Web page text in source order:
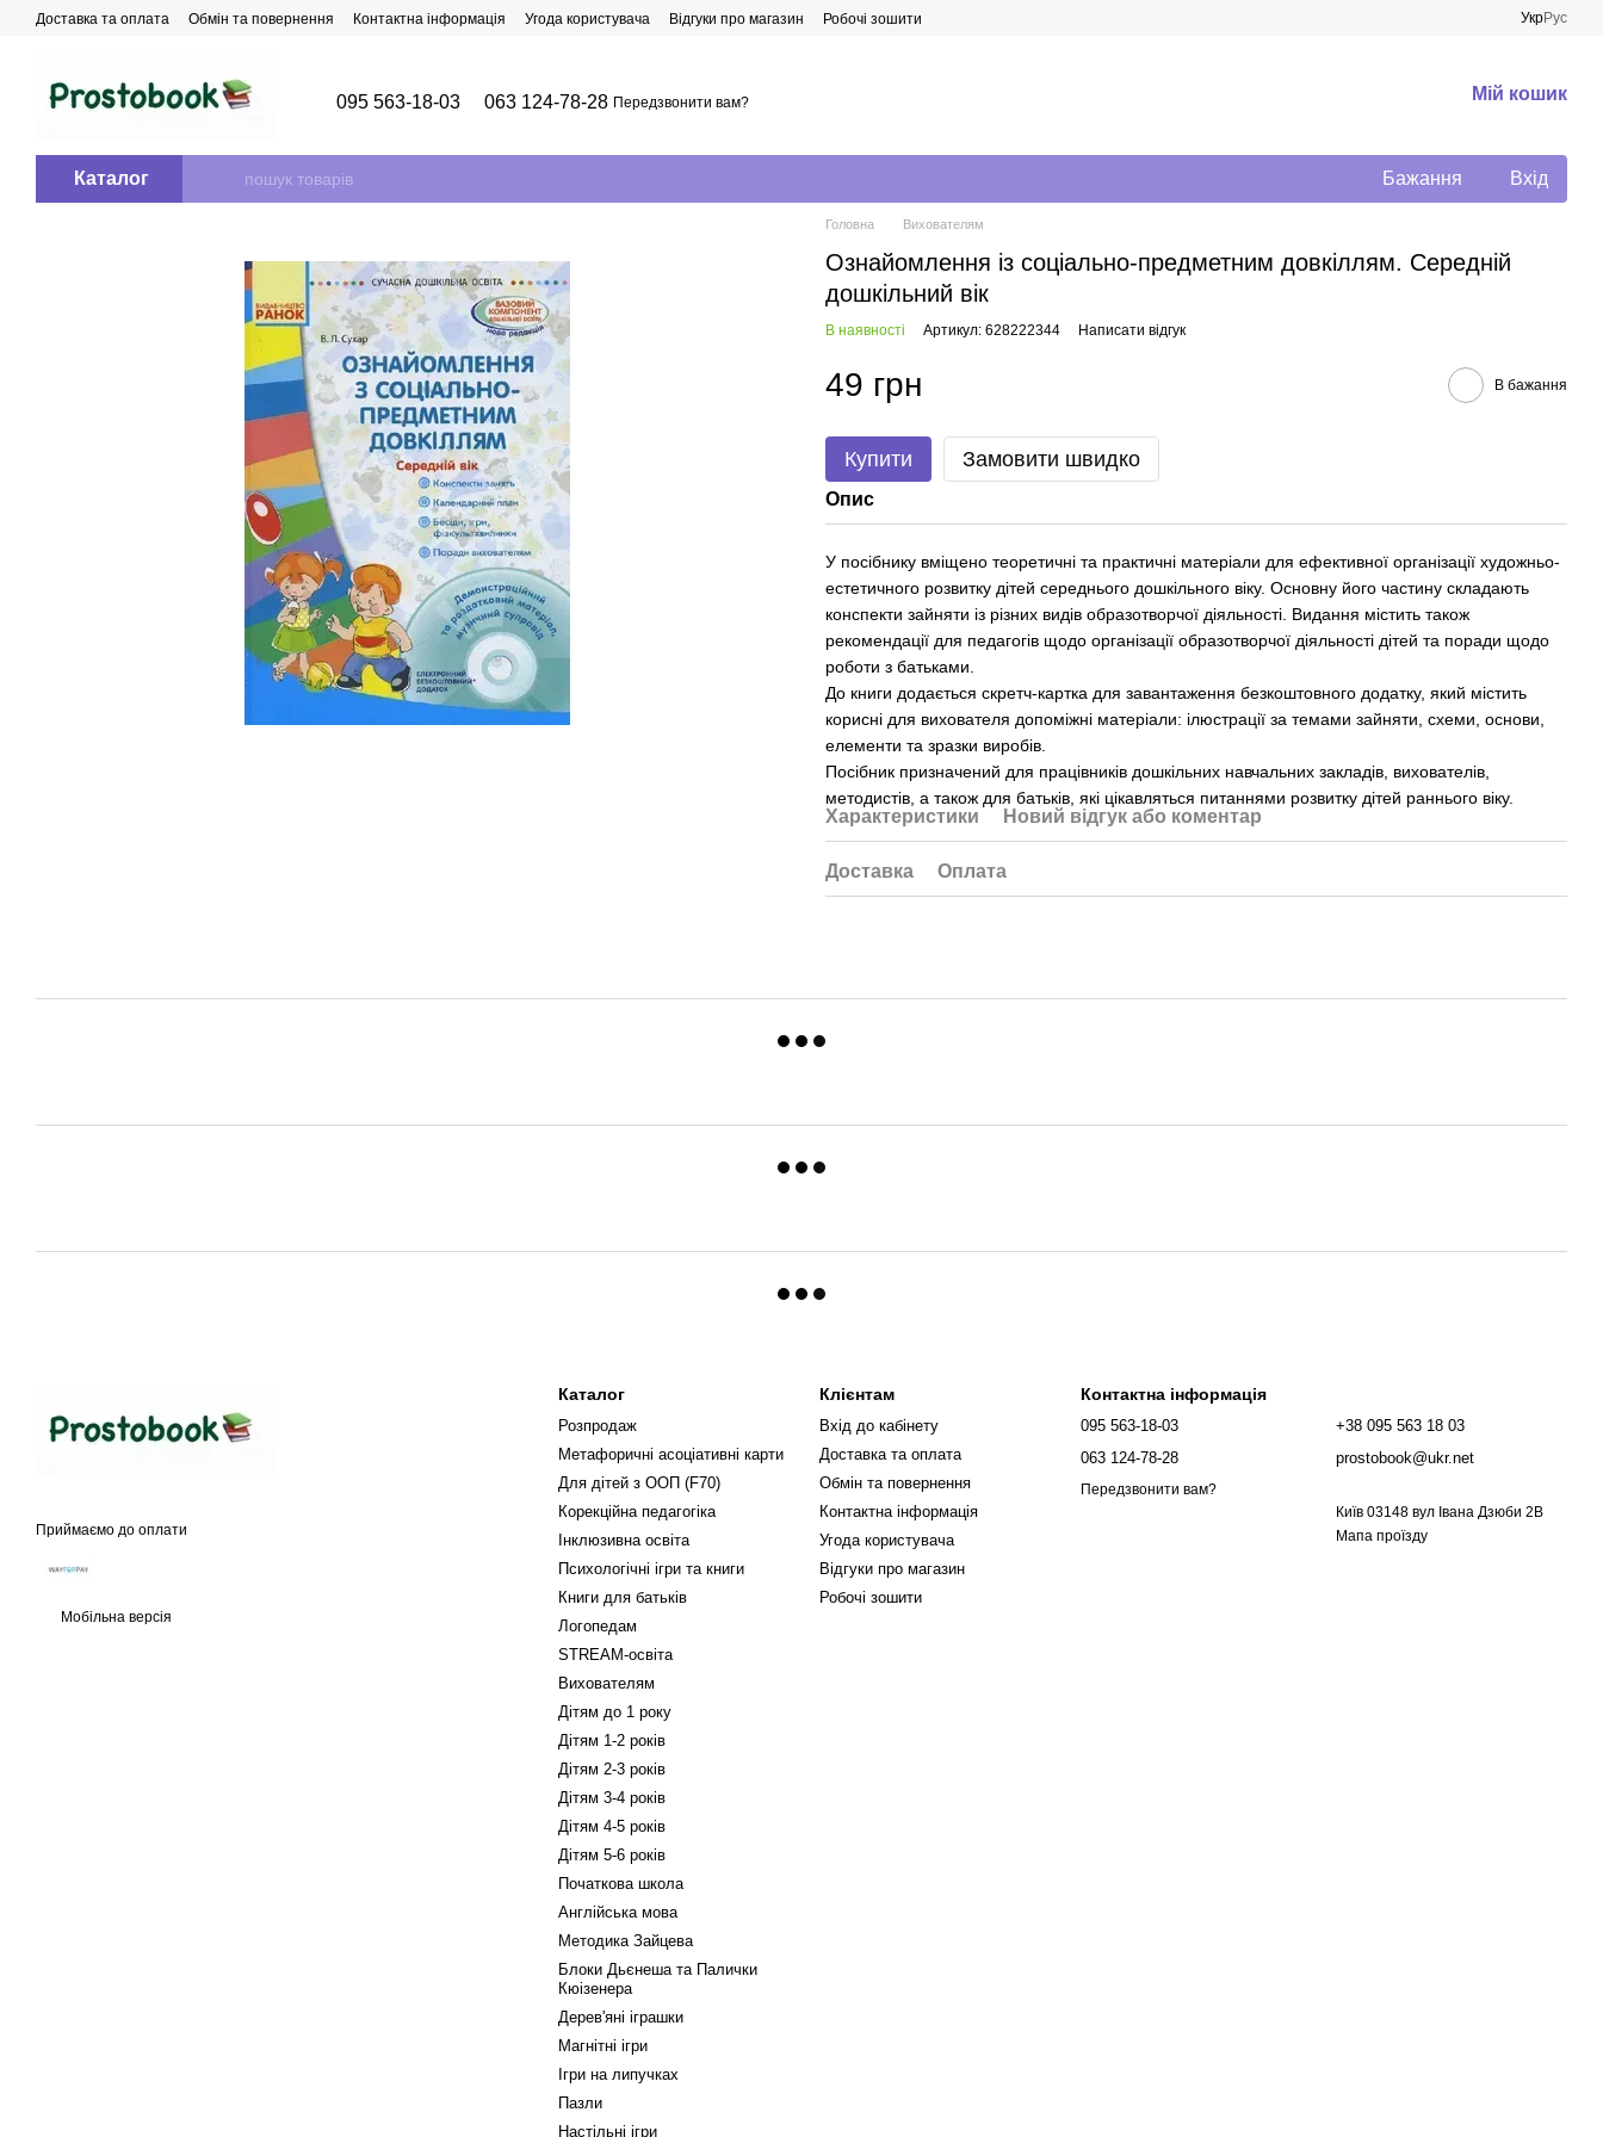
Перейти до основного контенту
Доставка та оплата Обмін та повернення Контактна інформація Угода користувача Відгуки про магазин Робочі зошити УкрРус
095 563-18-03 063 124-78-28 Передзвонити вам? Мій кошик
Каталог Бажання Вхід
Головна Вихователям
Ознайомлення із соціально-предметним довкіллям. Середній
дошкільний вік
В наявності Артикул: 628222344 Написати відгук
49 грн В бажання
Купити Замовити швидко
Опис
У посібнику вміщено теоретичні та практичні матеріали для ефективної організації художньо-
естетичного розвитку дітей середнього дошкільного віку. Основну його частину складають
конспекти зайняти із різних видів образотворчої діяльності. Видання містить також
рекомендації для педагогів щодо організації образотворчої діяльності дітей та поради щодо
роботи з батьками.
До книги додається скретч-картка для завантаження безкоштовного додатку, який містить
корисні для вихователя допоміжні матеріали: ілюстрації за темами зайняти, схеми, основи,
елементи та зразки виробів.
Посібник призначений для працівників дошкільних навчальних закладів, вихователів,
методистів, а також для батьків, які цікавляться питаннями розвитку дітей раннього віку.
Характеристики Новий відгук або коментар
Доставка Оплата
Приймаємо до оплати
Мобільна версія
Каталог
Розпродаж
Метафоричні асоціативні карти
Для дітей з ООП (F70)
Корекційна педагогіка
Інклюзивна освіта
Психологічні ігри та книги
Книги для батьків
Логопедам
STREAM-освіта
Вихователям
Дітям до 1 року
Дітям 1-2 років
Дітям 2-3 років
Дітям 3-4 років
Дітям 4-5 років
Дітям 5-6 років
Початкова школа
Англійська мова
Методика Зайцева
Блоки Дьєнеша та Палички
Кюізенера
Дерев'яні іграшки
Магнітні ігри
Ігри на липучках
Пазли
Настільні ігри
Клієнтам
Вхід до кабінету
Доставка та оплата
Обмін та повернення
Контактна інформація
Угода користувача
Відгуки про магазин
Робочі зошити
Контактна інформація
095 563-18-03
063 124-78-28
Передзвонити вам?
+38 095 563 18 03
prostobook@ukr.net
Київ 03148 вул Івана Дзюби 2В
Мапа проїзду